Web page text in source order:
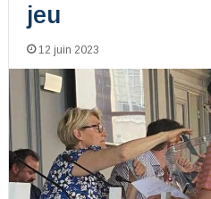
jeu
12 juin 2023